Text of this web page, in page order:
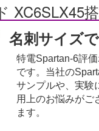
XC6SLX45
名刺サイズ
特電Spartan-6評
です。当社の
サンプルや、実験
用上のお悩みがご
ます。